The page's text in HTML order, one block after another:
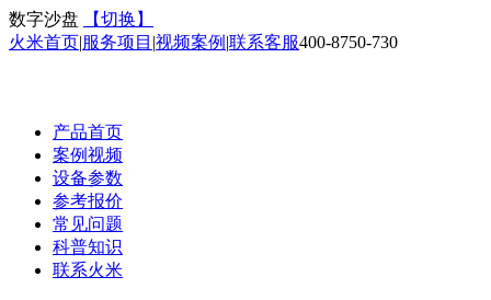
数字沙盘
【切换】
火米首页|服务项目 |视频案例 |联系客服400-8750-730
产品首页
案例视频
设备参数
参考报价
常见问题
科普知识
联系火米